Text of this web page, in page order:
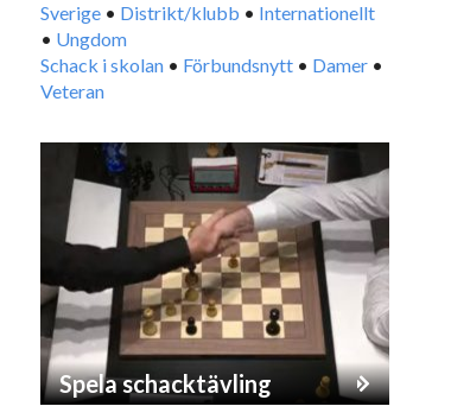
Sverige • Distrikt/klubb • Internationellt
• Ungdom
Schack i skolan • Förbundsnytt • Damer •
Veteran
Spela schacktävling